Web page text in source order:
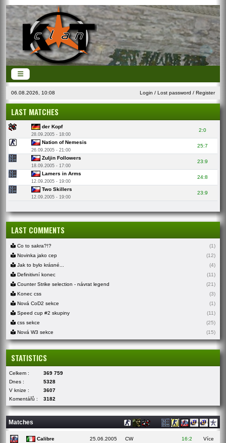
06.08.2026, 10:08 Login / Lost password / Register
LAST MATCHES
der Kopf
28.09.2005 - 18:00
2:0
Nation of Nemesis
26.09.2005 - 21:00
25:7
Zuljin Followers
18.09.2005 - 17:00
23:9
Lamers in Arms
12.09.2005 - 19:00
24:8
Two Skillers
12.09.2005 - 19:00
23:9
LAST COMMENTS
Co to sakra?!?
(1)
Novinka jako cep
(12)
Jak to bylo krásné...
(4)
Definitivní konec
(11)
Counter Strike selection - návrat legend
(21)
Konec css
(3)
Nová CoD2 sekce
(1)
Speed cup #2 skupiny
(11)
css sekce
(25)
Nová W3 sekce
(15)
STATISTICS
Celkem :
369 759
Dnes :
5328
V knize :
3607
Komentářů :
3182
Matches
Calibre 25.06.2005 CW 16:2
Více